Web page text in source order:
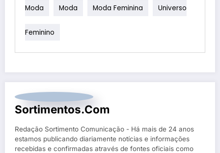
Moda Moda Moda Feminina Universo
Feminino
Sortimentos.com
Redação Sortimento Comunicação - Há mais de 24 anos
estamos publicando diariamente notícias e informações
recebidas e confirmadas através de fontes oficiais como